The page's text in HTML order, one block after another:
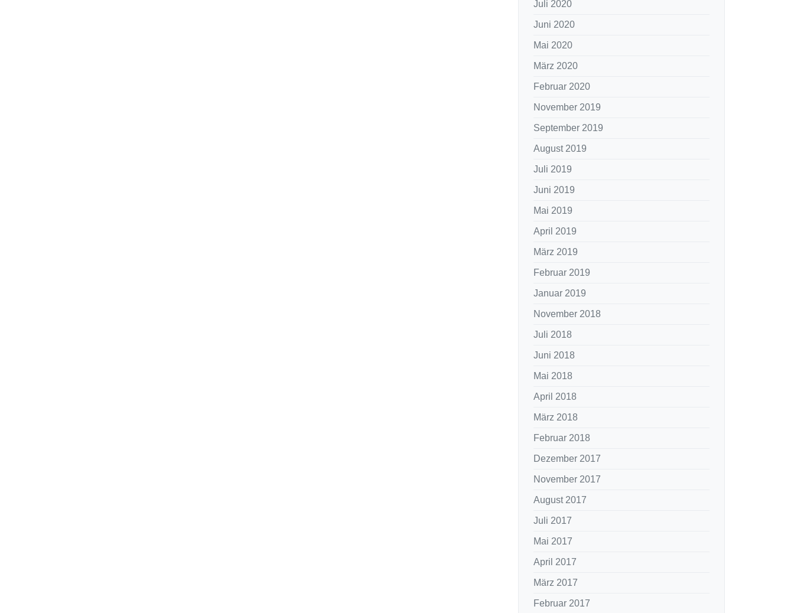
Juli 2020
Juni 2020
Mai 2020
März 2020
Februar 2020
November 2019
September 2019
August 2019
Juli 2019
Juni 2019
Mai 2019
April 2019
März 2019
Februar 2019
Januar 2019
November 2018
Juli 2018
Juni 2018
Mai 2018
April 2018
März 2018
Februar 2018
Dezember 2017
November 2017
August 2017
Juli 2017
Mai 2017
April 2017
März 2017
Februar 2017